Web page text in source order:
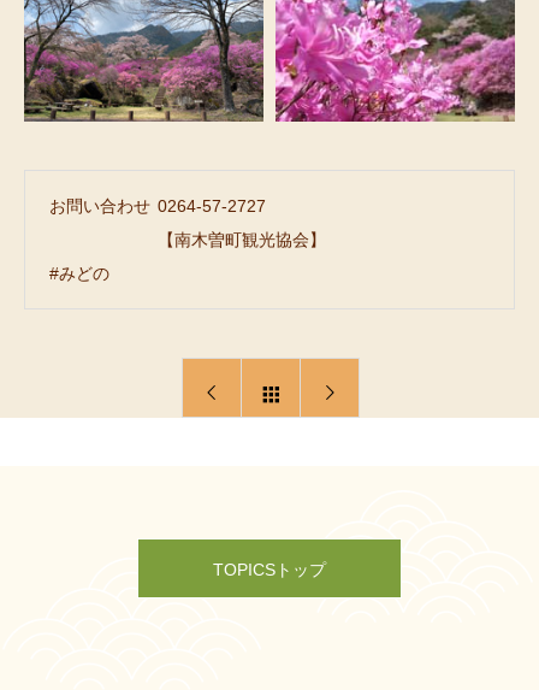
お問い合わせ 0264-57-2727
【南木曽町観光協会】
#みどの
TOPICSトップ